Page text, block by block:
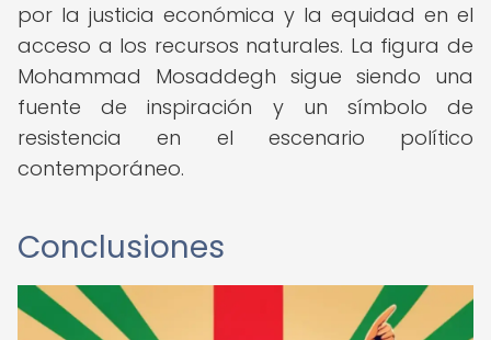
por la justicia económica y la equidad en el
acceso a los recursos naturales. La figura de
Mohammad Mosaddegh sigue siendo una
fuente de inspiración y un símbolo de
resistencia en el escenario político
contemporáneo.
Conclusiones